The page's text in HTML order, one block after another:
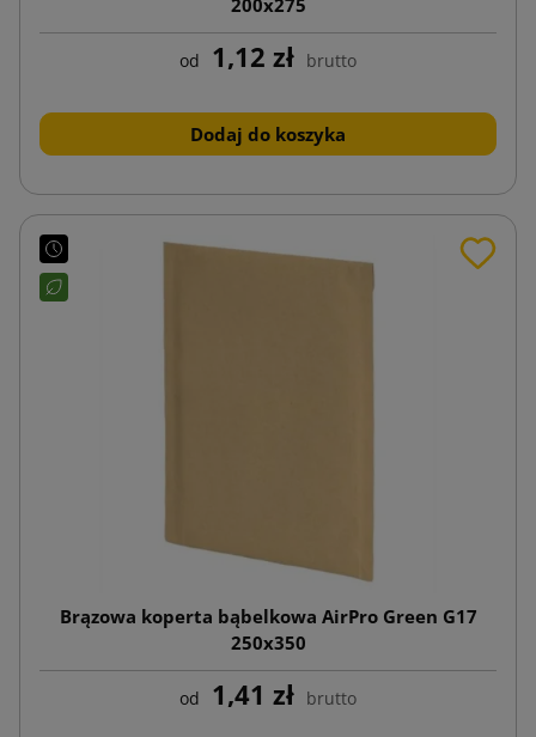
od 1,12 zł brutto
Dodaj do koszyka
Brązowa koperta bąbelkowa AirPro Green G17
250x350
od 1,41 zł brutto